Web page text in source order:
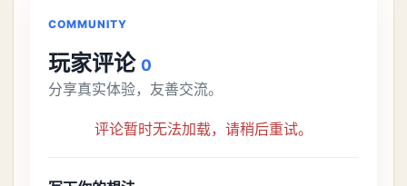
COMMUNITY
玩家评论 0
分享真实体验，友善交流。
评论暂时无法加载，请稍后重试。